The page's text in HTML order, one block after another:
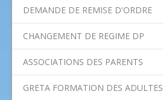
Aides financières de l'Etat
Ministère de l'Education Nationale
DEMANDE DE REMISE D'ORDRE
CHANGEMENT DE REGIME DP
ASSOCIATIONS DES PARENTS
GRETA FORMATION DES ADULTES